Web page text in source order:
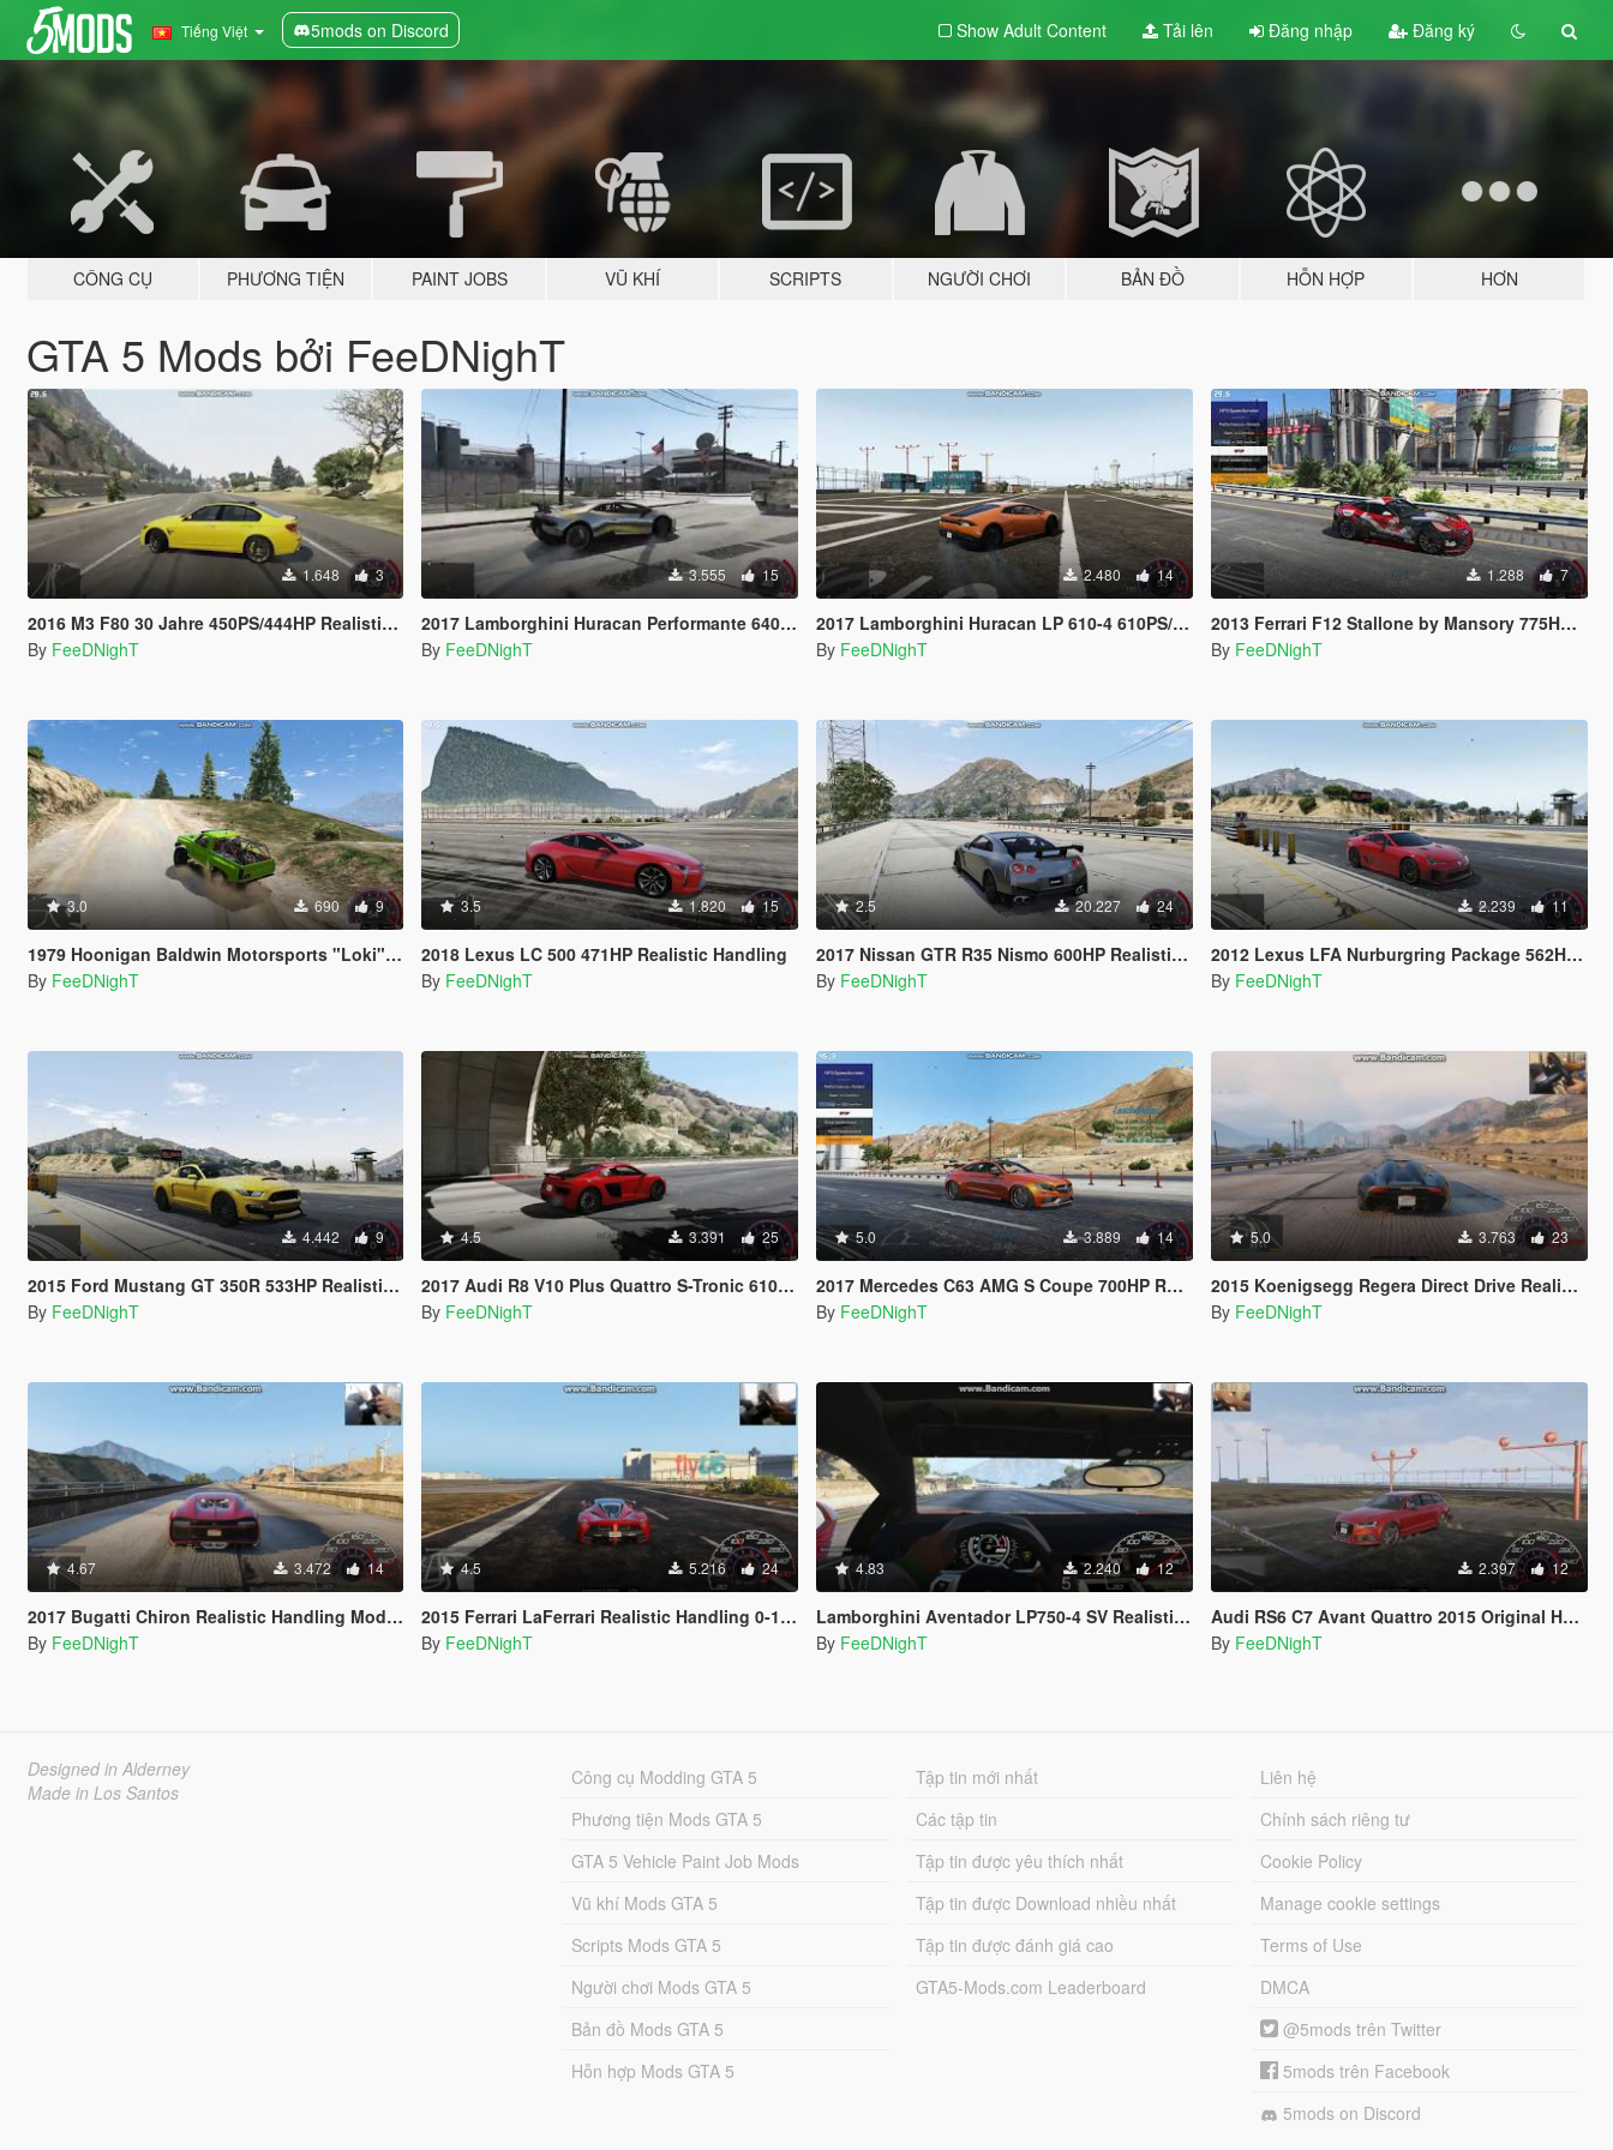
Tiếng Việt 5mods on Discord Show Adult Content Tải lên Đăng nhập Đăng ký
CÔNG CỤ PHƯƠNG TIỆN PAINT JOBS VŨ KHÍ SCRIPTS NGƯỜI CHƠI BẢN ĐỒ HỖN HỢP HƠN
GTA 5 Mods bởi FeeDNighT
1.648 3
2016 M3 F80 30 Jahre 450PS/444HP Realistic Handling
By FeeDNighT
3.555 15
2017 Lamborghini Huracan Performante 640PS/631HP Realistic Handling
By FeeDNighT
2.480 14
2017 Lamborghini Huracan LP 610-4 610PS/610HP Realistic Handling
By FeeDNighT
1.288 7
2013 Ferrari F12 Stallone by Mansory 775HP Realistic Handling
By FeeDNighT
3.0 690 9
1979 Hoonigan Baldwin Motorsports "Loki" K5 Blazer 700HP Off Road Handling
By FeeDNighT
3.5 1.820 15
2018 Lexus LC 500 471HP Realistic Handling
By FeeDNighT
2.5 20.227 24
2017 Nissan GTR R35 Nismo 600HP Realistic Handling V1.1
By FeeDNighT
2.239 11
2012 Lexus LFA Nurburgring Package 562HP Realistic Handling
By FeeDNighT
4.442 9
2015 Ford Mustang GT 350R 533HP Realistic Handling
By FeeDNighT
4.5 3.391 25
2017 Audi R8 V10 Plus Quattro S-Tronic 610HP 0-100/200/250/300 Top Speed Realistic Handling
By FeeDNighT
5.0 3.889 14
2017 Mercedes C63 AMG S Coupe 700HP Realistic Handling
By FeeDNighT
5.0 3.763 23
2015 Koenigsegg Regera Direct Drive Realistic Handling Mod 0/100/300/400 Top Speed "410"
By FeeDNighT
4.67 3.472 14
2017 Bugatti Chiron Realistic Handling Mod 0/100/200/300/400 and Top Speed
By FeeDNighT
4.5 5.216 24
2015 Ferrari LaFerrari Realistic Handling 0-100/200/300 and Top Speed
By FeeDNighT
4.83 2.240 12
Lamborghini Aventador LP750-4 SV Realistic Handling / Top Speed
By FeeDNighT
2.397 12
Audi RS6 C7 Avant Quattro 2015 Original Handling / Top Speed
By FeeDNighT
Designed in Alderney
Made in Los Santos
Công cụ Modding GTA 5
Phương tiện Mods GTA 5
GTA 5 Vehicle Paint Job Mods
Vũ khí Mods GTA 5
Scripts Mods GTA 5
Người chơi Mods GTA 5
Bản đồ Mods GTA 5
Hỗn hợp Mods GTA 5
Tập tin mới nhất
Các tập tin
Tập tin được yêu thích nhất
Tập tin được Download nhiều nhất
Tập tin được đánh giá cao
GTA5-Mods.com Leaderboard
Liên hệ
Chính sách riêng tư
Cookie Policy
Manage cookie settings
Terms of Use
DMCA
@5mods trên Twitter
5mods trên Facebook
5mods on Discord